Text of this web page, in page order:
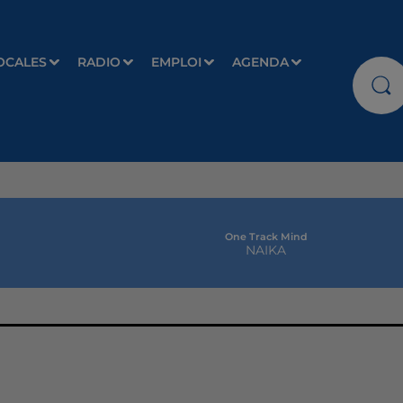
RADIO EMPLOI AGENDA
One Track Mind
NAIKA